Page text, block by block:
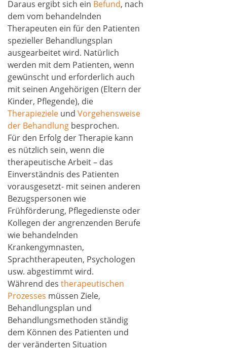
Daraus ergibt sich ein Befund, nach
dem vom behandelnden
Therapeuten ein für den Patienten
spezieller Behandlungsplan
ausgearbeitet wird. Natürlich
werden mit dem Patienten, wenn
gewünscht und erforderlich auch
mit seinen Angehörigen (Eltern der
Kinder, Pflegende), die
Therapieziele und Vorgehensweise
der Behandlung besprochen.
Für den Erfolg der Therapie kann
es nützlich sein, wenn die
therapeutische Arbeit – das
Einverständnis des Patienten
vorausgesetzt- mit seinen anderen
Bezugspersonen wie
Frühförderung, Pflegedienste oder
Kollegen der angrenzenden Berufe
wie behandelnden
Krankengymnasten,
Sprachtherapeuten, Psychologen
usw. abgestimmt wird.
Während des therapeutischen
Prozesses müssen Ziele,
Behandlungsplan und
Behandlungsmethoden ständig
dem Können des Patienten und
der veränderten Situation